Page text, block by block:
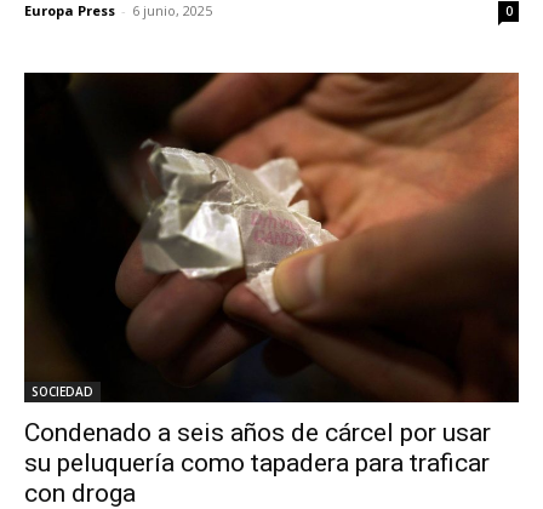
Europa Press - 6 junio, 2025 0
SOCIEDAD
Condenado a seis años de cárcel por usar
su peluquería como tapadera para traficar
con droga